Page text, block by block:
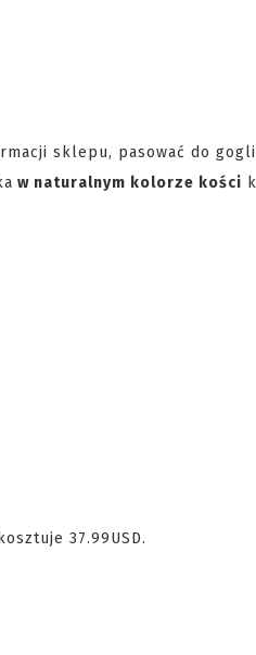
sklepu, pasować do
w naturalnym kolorze kości
kosztuje 37.99USD.